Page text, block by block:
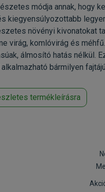
módja annak, hogy
kiegyensúlyozottabb
növényi kivonatokat
virág, komlóvirág és
álmosító hatás nélkül.
bármilyen
termékleírásra